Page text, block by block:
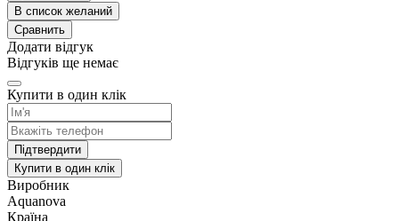
В список желаний
Сравнить
Додати відгук
Відгуків ще немає
Купити в один клік
Підтвердити
Купити в один клік
Виробник
Aquanova
Країна